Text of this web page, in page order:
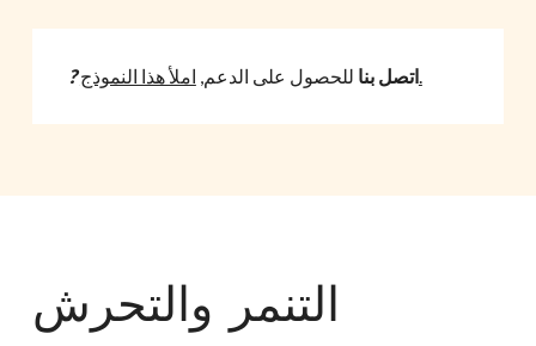
? اتصل بنا للحصول على الدعم, املأ هذا النموذج.
التنمر والتحرش